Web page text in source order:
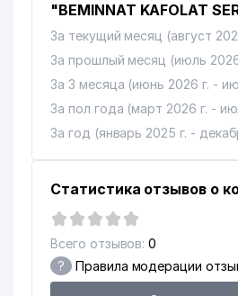
"BEMINNAT KAFOLAT
За текущий месяц (август
За прошлый месяц (июль 2026
За 3 месяца (июнь 2026 г. -
За пол года (март 2026 г. -
За год (январь 2025 г. -
Статистика отзывов о
Всего отзывов: 0
? Правила модерации